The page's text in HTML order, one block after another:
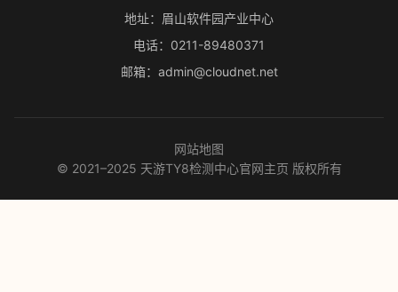
地址：眉山软件园产业中心
电话：0211-89480371
邮箱：admin@cloudnet.net
网站地图
© 2021–2025 天游TY8检测中心官网主页 版权所有